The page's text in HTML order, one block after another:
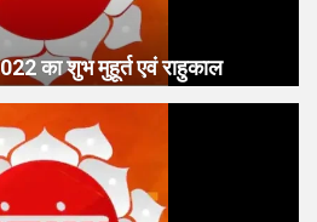
का शुभ मुहूर्त एवं राहुकाल